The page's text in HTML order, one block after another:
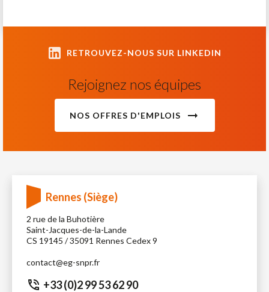
RETROUVEZ-NOUS SUR LINKEDIN
Rejoignez nos équipes
NOS OFFRES D'EMPLOIS
Rennes (Siège)
2 rue de la Buhotière
Saint-Jacques-de-la-Lande
CS 19145 / 35091 Rennes Cedex 9
contact@eg-snpr.fr
+33 (0)2 99 53 62 90